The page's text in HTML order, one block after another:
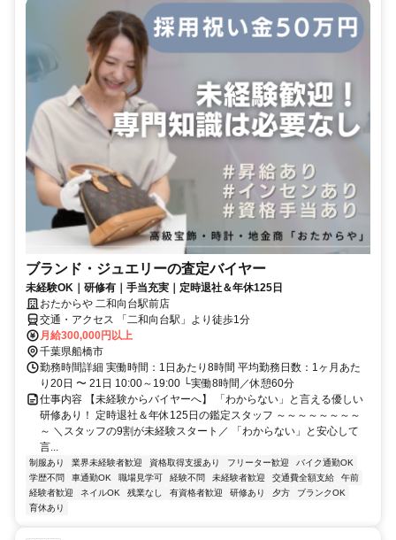
ブランド・ジュエリーの査定バイヤー
未経験OK｜研修有｜手当充実｜定時退社＆年休125日
おたからや 二和向台駅前店
交通・アクセス 「二和向台駅」より徒歩1分
月給300,000円以上
千葉県船橋市
勤務時間詳細 実働時間：1日あたり8時間 平均勤務日数：1ヶ月あた
り20日 〜 21日 10:00～19:00 └実働8時間／休憩60分
仕事内容 【未経験からバイヤーへ】 「わからない」と言える優しい
研修あり！ 定時退社＆年休125日の鑑定スタッフ ～～～～～～～～
～ ＼スタッフの9割が未経験スタート／ 「わからない」と安心して
言...
制服あり 業界未経験者歓迎 資格取得支援あり フリーター歓迎
バイク通勤OK
学歴不問
車通勤OK 職場見学可 経験不問 未経験者歓迎 交通費全額支給
午前
経験者歓迎
ネイルOK 残業なし 有資格者歓迎 研修あり 夕方
ブランクOK
育休あり